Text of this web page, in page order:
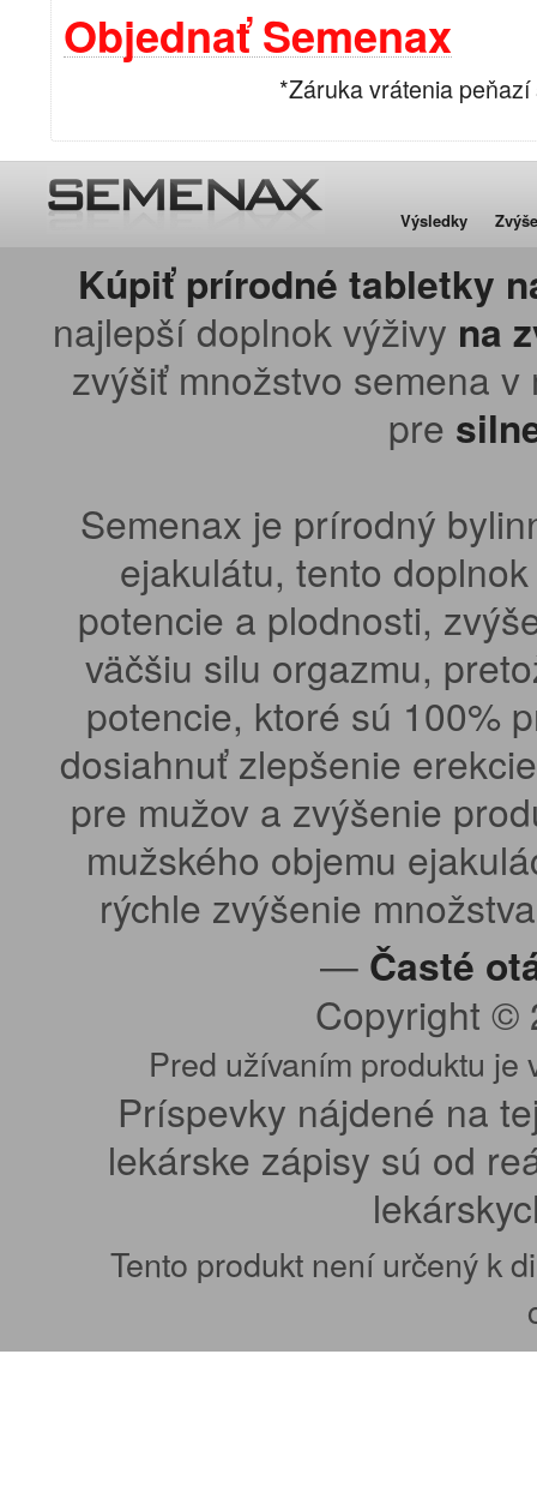
Objednať Semenax
*Záruka vrátenia
Výsledky
Kúpiť prírodné tabletky
najlepší doplnok výživy na
zvýšiť množstvo semena
pre
Semenax je prírodný
ejakulátu, tento
potencie a plodnosti,
väčšiu silu orgazmu,
potencie, ktoré sú 100%
dosiahnuť zlepšenie
pre mužov a zvýšenie
mužského objemu
rýchle zvýšenie
— Časté
Copyright ©
Pred užívaním produktu je
Príspevky nájdené na
lekárske zápisy sú od
Tento produkt není určený k